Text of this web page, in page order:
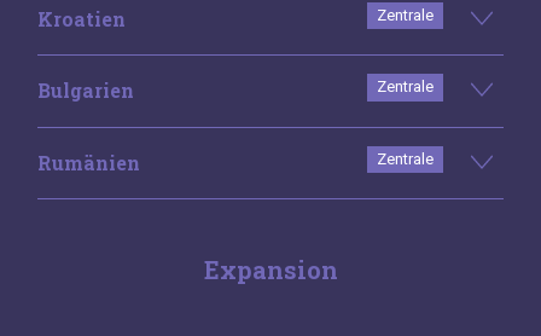
Kroatien Zentrale
Bulgarien Zentrale
Rumänien Zentrale
Expansion